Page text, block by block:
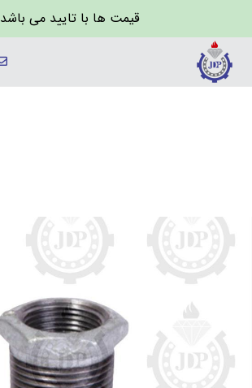
قیمت ها با تایید می باشد